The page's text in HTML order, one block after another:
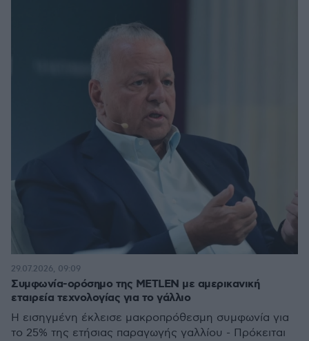
Συμφωνία-ορόσημο της METLEN με αμερικανική
εταιρεία τεχνολογίας για το γάλλιο
Η εισηγμένη έκλεισε μακροπρόθεσμη συμφωνία για
το 25% της ετήσιας παραγωγής γαλλίου - Πρόκειται
29.07.2026, 09:09